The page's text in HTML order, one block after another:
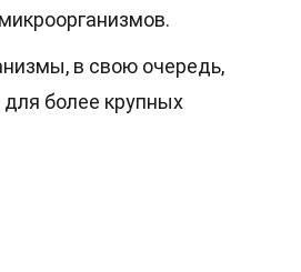
в свою очередь,
более крупных